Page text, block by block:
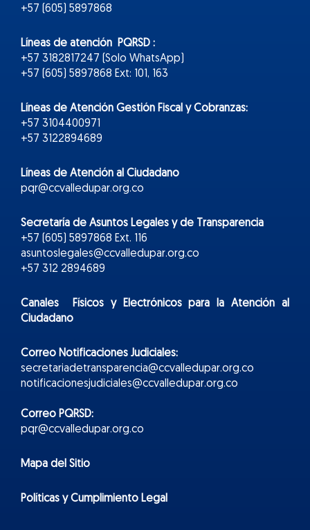
+57 (605) 5897868
Líneas de atención PQRSD :
+57 3182817247 (Solo WhatsApp)
+57 (605) 5897868 Ext: 101, 163
Líneas de Atención Gestión Fiscal y Cobranzas:
+57 3104400971
+57 3122894689
Líneas de Atención al Ciudadano
pqr@ccvalledupar.org.co
Secretaría de Asuntos Legales y de Transparencia
+57 (605) 5897868 Ext. 116
asuntoslegales@ccvalledupar.org.co
+57 312 2894689
Canales Físicos yElectrónicospara la Atención al
Ciudadano
Correo Notificaciones Judiciales:
secretariadetransparencia@ccvalledupar.org.co
notificacionesjudiciales@ccvalledupar.org.co
Correo PQRSD:
pqr@ccvalledupar.org.co
Mapa del Sitio
Políticas y Cumplimiento Legal